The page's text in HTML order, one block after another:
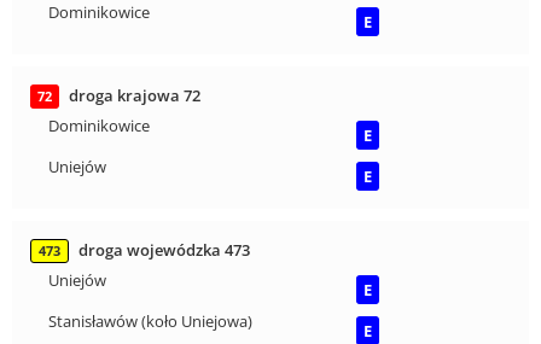
Dominikowice
E
72
droga krajowa 72
Dominikowice
E
Uniejów
E
473
droga wojewódzka 473
Uniejów
E
Stanisławów (koło Uniejowa)
E